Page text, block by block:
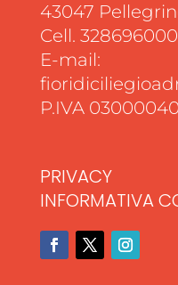
43047
Cell.
E-mail:
P.IVA
PRIVACY
INFORMATIVA